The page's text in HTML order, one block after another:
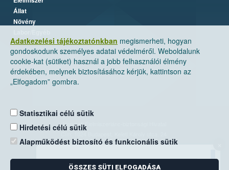
Adatkezelési tájékoztatónkban megismerheti, hogyan
gondoskodunk személyes adatai védelméről. Weboldalunk
cookie-kat (sütiket) használ a jobb felhasználói élmény
érdekében, melynek biztosításához kérjük, kattintson az
„Elfogadom” gombra.
Statisztikai célú sütik
Hirdetési célú sütik
Alapműködést biztosító és funkcionális sütik
ÖSSZES SÜTI ELFOGADÁSA
Állat
Növény
Nemzeti Élelmiszerlánc-biztonsági Hivatal
Levelezési cím: 1525 Budapest. Pf. 30.